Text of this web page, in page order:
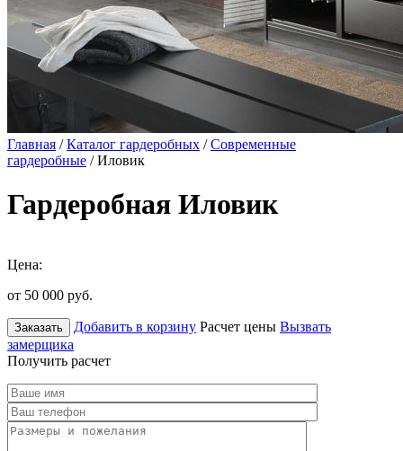
Главная /Каталог гардеробных /Современные
гардеробные / Иловик
Гардеробная Иловик
Цена:
от 50 000 руб.
Заказать Добавить в корзину Расчет цены Вызвать
замерщика
Получить расчет